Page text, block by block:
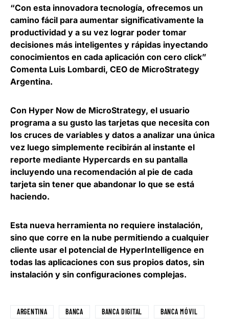
“Con esta innovadora tecnología, ofrecemos un
camino fácil para aumentar significativamente la
productividad y a su vez lograr poder tomar
decisiones más inteligentes y rápidas inyectando
conocimientos en cada aplicación con cero click”
Comenta Luis Lombardi, CEO de MicroStrategy
Argentina.
Con Hyper Now de MicroStrategy, el usuario
programa a su gusto las tarjetas que necesita con
los cruces de variables y datos a analizar una única
vez luego simplemente recibirán al instante el
reporte mediante Hypercards en su pantalla
incluyendo una recomendación al pie de cada
tarjeta sin tener que abandonar lo que se está
haciendo.
Esta nueva herramienta no requiere instalación,
sino que corre en la nube permitiendo a cualquier
cliente usar el potencial de HyperIntelligence en
todas las aplicaciones con sus propios datos, sin
instalación y sin configuraciones complejas.
ARGENTINA BANCA BANCA DIGITAL BANCA MÓVIL